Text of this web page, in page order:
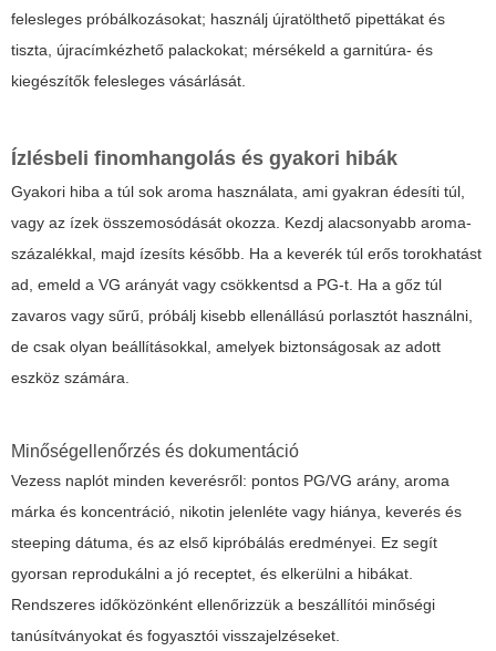
felesleges próbálkozásokat; használj újratölthető pipettákat és
tiszta, újracímkézhető palackokat; mérsékeld a garnitúra- és
kiegészítők felesleges vásárlását.
Ízlésbeli finomhangolás és gyakori hibák
Gyakori hiba a túl sok aroma használata, ami gyakran édesíti túl,
vagy az ízek összemosódását okozza. Kezdj alacsonyabb aroma-
százalékkal, majd ízesíts később. Ha a keverék túl erős torokhatást
ad, emeld a VG arányát vagy csökkentsd a PG-t. Ha a gőz túl
zavaros vagy sűrű, próbálj kisebb ellenállású porlasztót használni,
de csak olyan beállításokkal, amelyek biztonságosak az adott
eszköz számára.
Minőségellenőrzés és dokumentáció
Vezess naplót minden keverésről: pontos PG/VG arány, aroma
márka és koncentráció, nikotin jelenléte vagy hiánya, keverés és
steeping dátuma, és az első kipróbálás eredményei. Ez segít
gyorsan reprodukálni a jó receptet, és elkerülni a hibákat.
Rendszeres időközönként ellenőrizzük a beszállítói minőségi
tanúsítványokat és fogyasztói visszajelzéseket.